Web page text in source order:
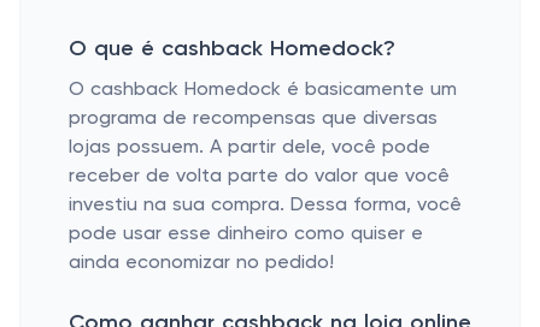
O que é cashback Homedock?
O cashback Homedock é basicamente um
programa de recompensas que diversas
lojas possuem. A partir dele, você pode
receber de volta parte do valor que você
investiu na sua compra. Dessa forma, você
pode usar esse dinheiro como quiser e
ainda economizar no pedido!